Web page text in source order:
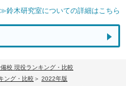
≫鈴木研究室についての詳細はこちら
校 現役ランキング・比較
ング・比較
2022年版